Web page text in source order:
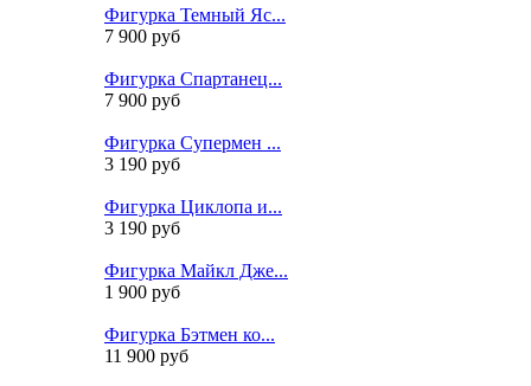
Фигурка Темный Яс...
7 900 руб
Фигурка Спартанец...
7 900 руб
Фигурка Супермен ...
3 190 руб
Фигурка Циклопа и...
3 190 руб
Фигурка Майкл Дже...
1 900 руб
Фигурка Бэтмен ко...
11 900 руб